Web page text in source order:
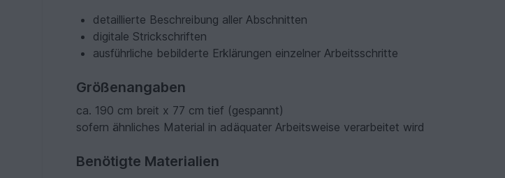
detaillierte Beschreibung aller Abschnitten
digitale Strickschriften
ausführliche bebilderte Erklärungen einzelner Arbeitsschritte
Größenangaben
ca. 190 cm breit x 77 cm tief (gespannt)
sofern ähnliches Material in adäquater Arbeitsweise verarbeitet wird
Benötigte Materialien